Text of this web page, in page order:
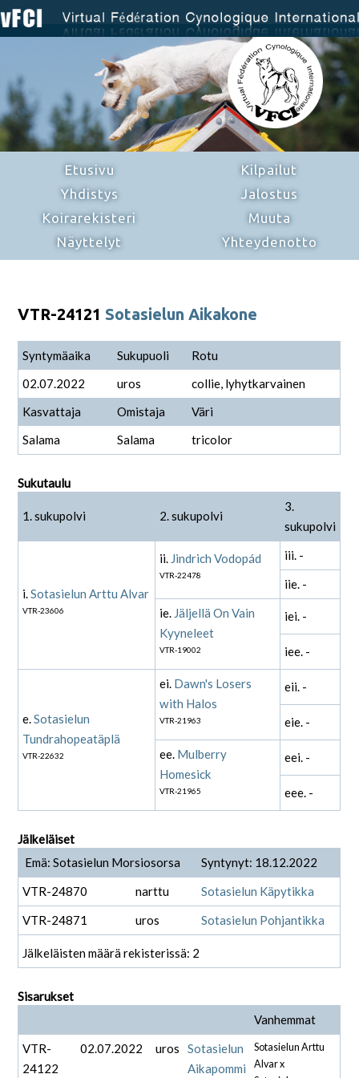
Etusivu
Yhdistys
Koirarekisteri
Näyttelyt
Kilpailut
Jalostus
Muuta
Yhteydenotto
VTR-24121 Sotasielun Aikakone
Syntymäaika Sukupuoli
Rotu
02.07.2022
uros
collie, lyhytkarvainen
Kasvattaja
Omistaja
Väri
Salama
Salama tricolor
Sukutaulu
1. sukupolvi 2. sukupolvi
3.
sukupolvi
i.Sotasielun Arttu Alvar
VTR-23606
ii. Jindrich Vodopád
VTR-22478
iii. -
iie. -
ie. Jäljellä On Vain
Kyyneleet
VTR-19002
iei. -
iee. -
e.Sotasielun
Tundrahopeatäplä
VTR-22632
ei. Dawn's Losers
with Halos
VTR-21963
eii. -
eie. -
ee. Mulberry
Homesick
VTR-21965
eei. -
eee. -
Jälkeläiset
Emä: Sotasielun Morsiosorsa
Syntynyt: 18.12.2022
VTR-24870
narttu
Sotasielun Käpytikka
VTR-24871
uros Sotasielun Pohjantikka
Jälkeläisten määrä rekisterissä: 2
Sisarukset
Vanhemmat
VTR-
24122
02.07.2022 uros
Sotasielun
Aikapommi
Sotasielun Arttu
Alvar x